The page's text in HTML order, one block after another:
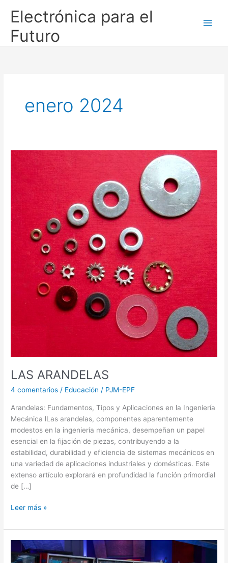
Electrónica para el
Futuro
enero 2024
LAS ARANDELAS
4 comentarios / Educación / PJM-EPF
Arandelas: Fundamentos, Tipos y Aplicaciones en la Ingeniería
Mecánica lLas arandelas, componentes aparentemente
modestos en la ingeniería mecánica, desempeñan un papel
esencial en la fijación de piezas, contribuyendo a la
estabilidad, durabilidad y eficiencia de sistemas mecánicos en
una variedad de aplicaciones industriales y domésticas. Este
extenso artículo explorará en profundidad la función primordial
de […]
ARANDELAS
Leer más »
Pinball,